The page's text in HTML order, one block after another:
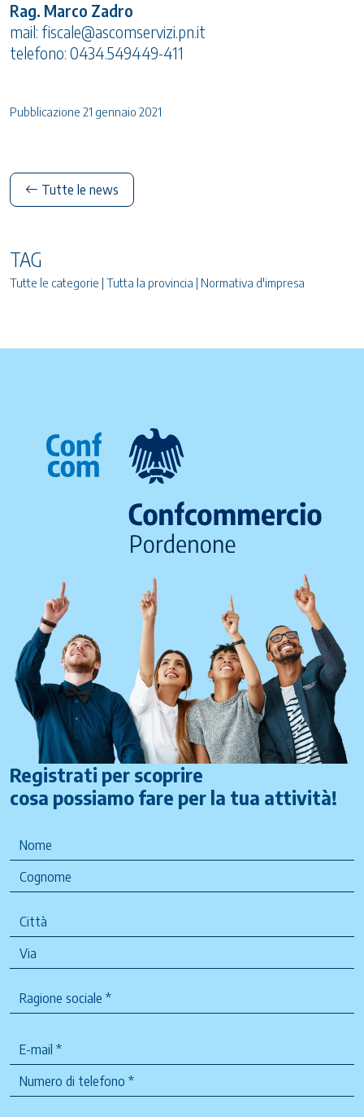
Rag. Marco Zadro
mail: fiscale@ascomservizi.pn.it
telefono: 0434.549449-411
Pubblicazione 21 gennaio 2021
Tutte le news
TAG
Tutte le categorie | Tutta la provincia | Normativa d'impresa
Registrati per scoprire
cosa possiamo fare per la tua attività!